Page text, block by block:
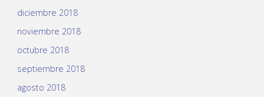
diciembre 2018
noviembre 2018
octubre 2018
septiembre 2018
agosto 2018